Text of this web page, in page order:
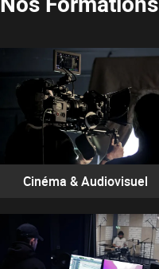
Cinéma & Audiovisuel